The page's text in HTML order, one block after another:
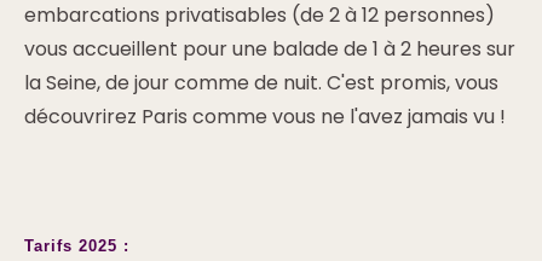
embarcations privatisables (de 2 à 12 personnes)
vous accueillent pour une balade de 1 à 2 heures sur
la Seine, de jour comme de nuit. C'est promis, vous
découvrirez Paris comme vous ne l'avez jamais vu !
Tarifs 2025 :